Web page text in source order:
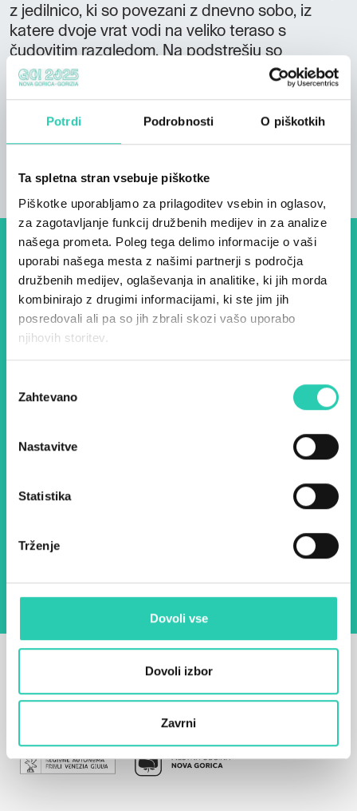
Potrdi Podrobnosti O piškotkih
Ta spletna stran vsebuje piškotke
Piškotke uporabljamo za prilagoditev vsebin in oglasov,
za zagotavljanje funkcij družbenih medijev in za analize
našega prometa. Poleg tega delimo informacije o vaši
uporabi našega mesta z našimi partnerji s področja
družbenih medijev, oglaševanja in analitike, ki jih morda
kombinirajo z drugimi informacijami, ki ste jim jih
posredovali ali pa so jih zbrali skozi vašo uporabo
njihovih storitev.
soglasja
Zahtevano
Nastavitve
Statistika
Trženje
Dovoli vse
Dovoli izbor
Zavrni
z jedilnico, ki so povezani z dnevno sobo, iz
katere dvoje vrat vodi na veliko teraso s
čudovitim razgledom. Na podstrešju so
kopalnica, dve sobi in galerija. Hiša je
opremljena in ima brezžični internet.
Dogodki, članki in zgodbe iz
evropske prestolnice kulture
– prijavite se na naš novičnik
in ostanite na tekočem z
seznanjen z obdelavo osebnih podatkov za
namen pošiljanja novic.